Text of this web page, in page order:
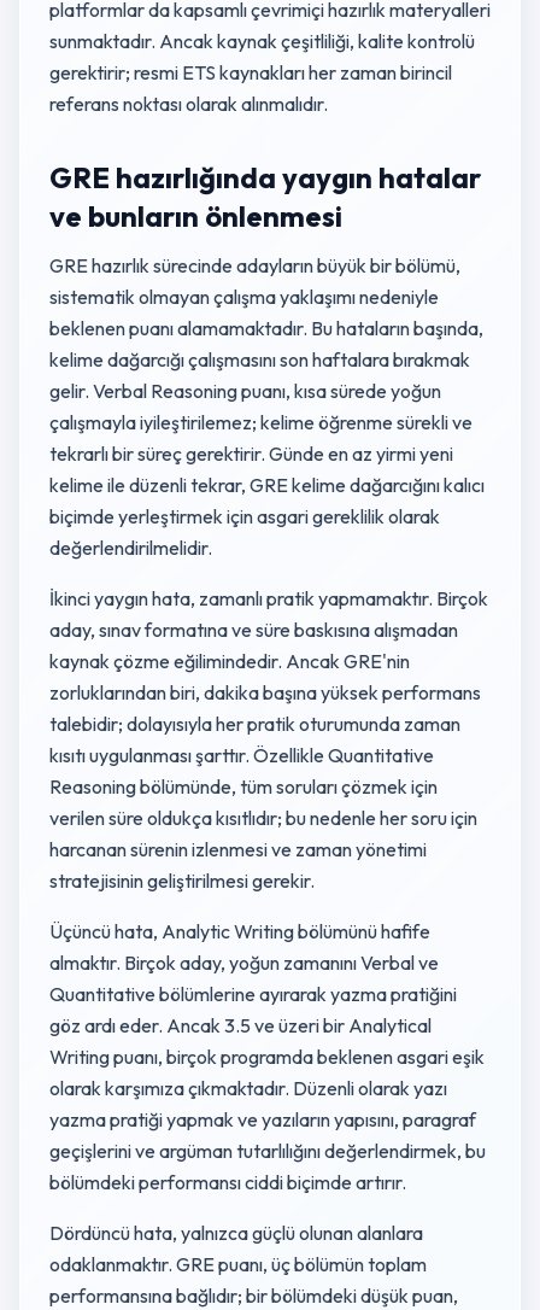
platformlar da kapsamlı çevrimiçi hazırlık materyalleri
sunmaktadır. Ancak kaynak çeşitliliği, kalite kontrolü
gerektirir; resmi ETS kaynakları her zaman birincil
referans noktası olarak alınmalıdır.
GRE hazırlığında yaygın hatalar
ve bunların önlenmesi
GRE hazırlık sürecinde adayların büyük bir bölümü,
sistematik olmayan çalışma yaklaşımı nedeniyle
beklenen puanı alamamaktadır. Bu hataların başında,
kelime dağarcığı çalışmasını son haftalara bırakmak
gelir. Verbal Reasoning puanı, kısa sürede yoğun
çalışmayla iyileştirilemez; kelime öğrenme sürekli ve
tekrarlı bir süreç gerektirir. Günde en az yirmi yeni
kelime ile düzenli tekrar, GRE kelime dağarcığını kalıcı
biçimde yerleştirmek için asgari gereklilik olarak
değerlendirilmelidir.
İkinci yaygın hata, zamanlı pratik yapmamaktır. Birçok
aday, sınav formatına ve süre baskısına alışmadan
kaynak çözme eğilimindedir. Ancak GRE'nin
zorluklarından biri, dakika başına yüksek performans
talebidir; dolayısıyla her pratik oturumunda zaman
kısıtı uygulanması şarttır. Özellikle Quantitative
Reasoning bölümünde, tüm soruları çözmek için
verilen süre oldukça kısıtlıdır; bu nedenle her soru için
harcanan sürenin izlenmesi ve zaman yönetimi
stratejisinin geliştirilmesi gerekir.
Üçüncü hata, Analytic Writing bölümünü hafife
almaktır. Birçok aday, yoğun zamanını Verbal ve
Quantitative bölümlerine ayırarak yazma pratiğini
göz ardı eder. Ancak 3.5 ve üzeri bir Analytical
Writing puanı, birçok programda beklenen asgari eşik
olarak karşımıza çıkmaktadır. Düzenli olarak yazı
yazma pratiği yapmak ve yazıların yapısını, paragraf
geçişlerini ve argüman tutarlılığını değerlendirmek, bu
bölümdeki performansı ciddi biçimde artırır.
Dördüncü hata, yalnızca güçlü olunan alanlara
odaklanmaktır. GRE puanı, üç bölümün toplam
performansına bağlıdır; bir bölümdeki düşük puan,